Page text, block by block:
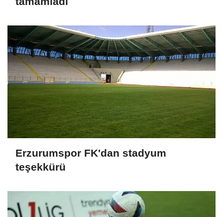
Erzurumspor FK'dan stadyum
teşekkürü